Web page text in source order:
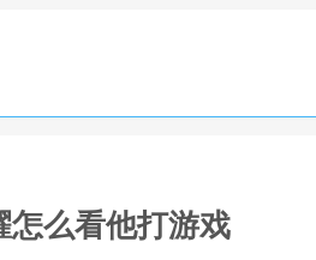
怎么看他打游戏